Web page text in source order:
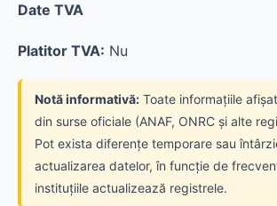
Date TVA
Platitor TVA: Nu
Notă informativă: Toate informațiile
din surse oficiale (ANAF, ONRC și alte
Pot exista diferențe temporare sau
actualizarea datelor, în funcție de
instituțiile actualizează registrele.